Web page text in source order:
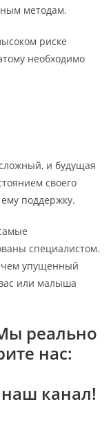
методам.
риске
необходимо
и будущая
своего
поддержку.
специалистом.
чем упущенный
или малыша
реально
нас:
канал!